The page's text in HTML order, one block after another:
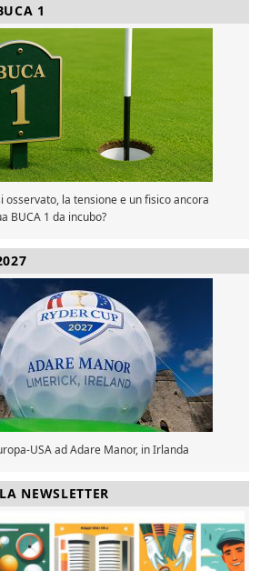
1
osservato, la tensione e un fisico ancora
BUCA 1 da incubo?
USA ad Adare Manor, in Irlanda
NEWSLETTER